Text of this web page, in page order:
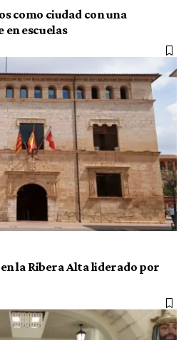
como ciudad con una
escuelas
en la Ribera Alta liderado por